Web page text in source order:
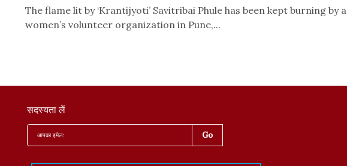
The flame lit by ‘Krantijyoti’ Savitribai Phule has been kept burning by a
women’s volunteer organization in Pune,...
सदस्यता लें